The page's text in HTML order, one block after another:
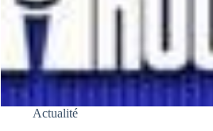
Actualité